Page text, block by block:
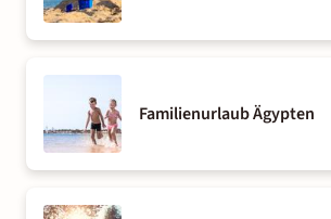
Familienurlaub Ägypten